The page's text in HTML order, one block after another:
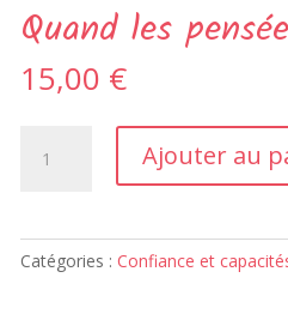
Quand les
15,00 €
pensées
t'envahissent
Ajouter au
Catégories : Confiance et